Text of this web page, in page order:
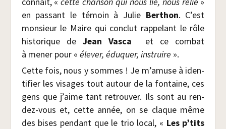
en pas­sant le témoin à Julie Ber­thon. C’est
mon­sieur le Maire qui conclut rap­pe­lant le rôle
his­to­rique deJean Vas­ca
et ce com­bat
à mener pour « éle­ver, édu­quer, ins­truire ».
Cette fois, nous y sommes ! Je m’amuse à iden­
ti­fier les visages tout autour de la fon­taine, ces
gens que j’aime tant retrou­ver. Ils sont au ren­
dez-vous et, cette année, on se claque même
des bises pen­dant que le trio local, « Les p’tits